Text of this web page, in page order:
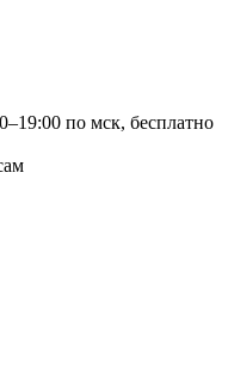
по мск, бесплатно